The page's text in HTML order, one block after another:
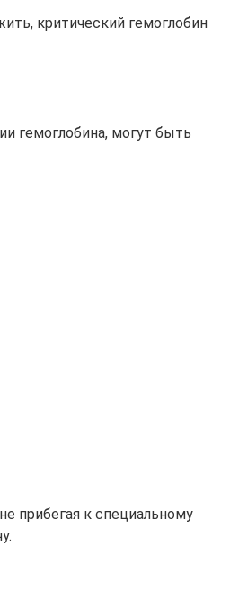
критический гемоглобин
гемоглобина, могут быть
прибегая к специальному